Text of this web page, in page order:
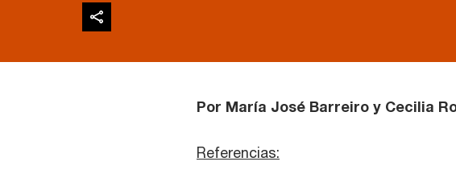
Por María José Barreiro y Cecilia
Referencias: